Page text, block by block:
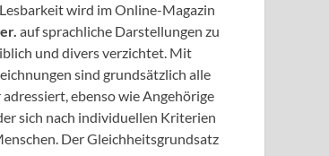
wird im Online-Magazin
auf sprachliche Darstellungen zu
und divers verzichtet. Mit
sind grundsätzlich alle
ebenso wie Angehörige
sich nach individuellen Kriterien
Der Gleichheitsgrundsatz